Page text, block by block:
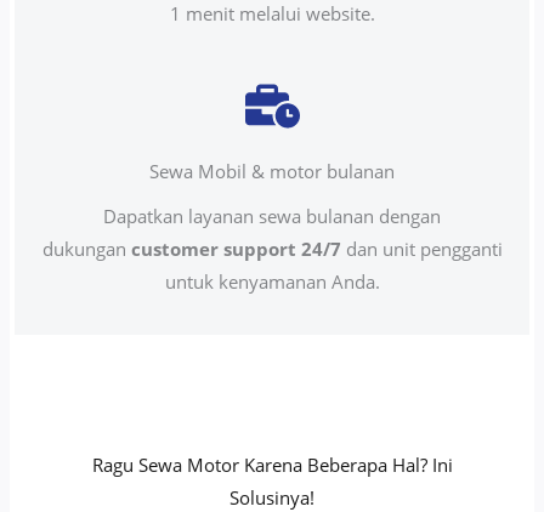
1 menit melalui website.
Sewa Mobil & motor bulanan
Dapatkan layanan sewa bulanan dengan
dukungan customer support 24/7 dan unit pengganti
untuk kenyamanan Anda.
Ragu Sewa Motor Karena Beberapa Hal? Ini
Solusinya!